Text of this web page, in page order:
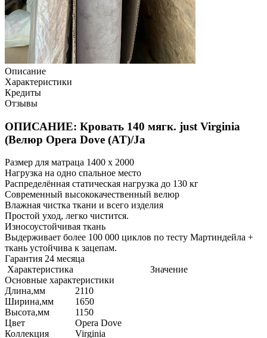
Описание
Характеристики
Кредиты
Отзывы
ОПИСАНИЕ: Кровать 140 мягк. just Virginia
(Велюр Opera Dove (AT)/Ja
Размер для матраца 1400 x 2000
Нагрузка на одно спальное место
Распределённая статическая нагрузка до 130 кг
Современный высококачественный велюр
Влажная чистка ткани и всего изделия
Простой уход, легко чистится.
Износоустойчивая ткань
Выдерживает более 100 000 циклов по тесту Мартиндейла +
ткань устойчива к зацепам.
Гарантия 24 месяца
Характеристика
Значение
Основные характеристики
Длина,мм
2110
Ширина,мм
1650
Высота,мм
1150
Цвет
Opera Dove
Коллекция
Virginia